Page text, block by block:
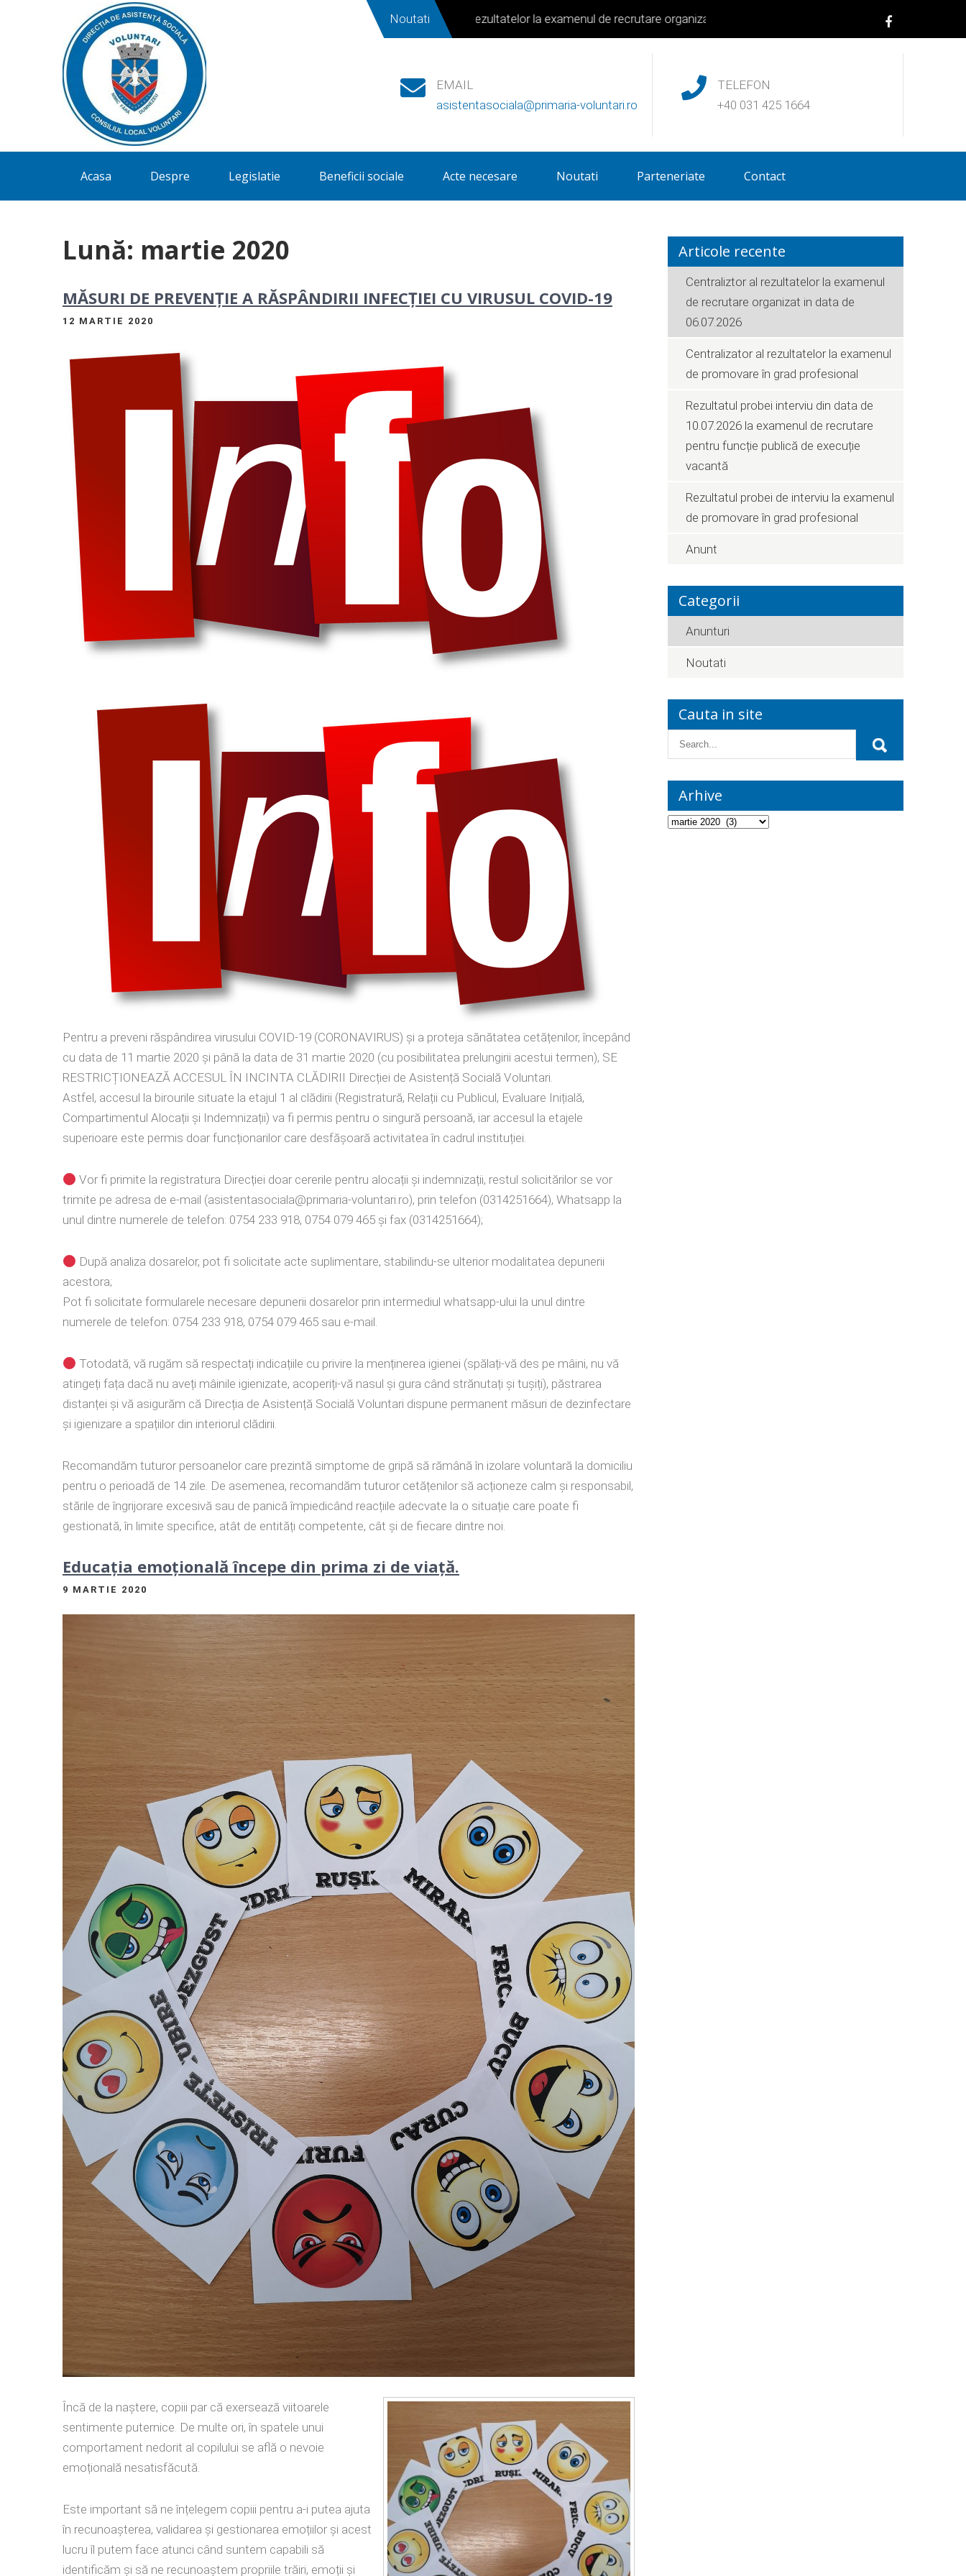
Noutati
Centraliztor al rezultatelor la examenul de recrutare organizat in data de 06.07.2026 Centralizator al rezultatelor la
Directia
de
Sociala
EMAIL
asistentasociala@primaria-voluntari.ro
TELEFON
+40 031 425 1664
Acasa Despre Legislatie Beneficii sociale Acte necesare Noutati Parteneriate Contact
Lună: martie 2020
MĂSURI DE PREVENȚIE A RĂSPÂNDIRII INFECȚIEI CU VIRUSUL COVID-19
12 MARTIE 2020
Pentru a preveni răspândirea virusului COVID-19 (CORONAVIRUS) și a proteja sănătatea cetățenilor, începând
cu data de 11 martie 2020 și până la data de 31 martie 2020 (cu posibilitatea prelungirii acestui termen), SE
RESTRICȚIONEAZĂ ACCESUL ÎN INCINTA CLĂDIRII Direcției de Asistență Socială Voluntari.
Astfel, accesul la birourile situate la etajul 1 al clădirii (Registratură, Relații cu Publicul, Evaluare Inițială,
Compartimentul Alocații și Indemnizații) va fi permis pentru o singură persoană, iar accesul la etajele
superioare este permis doar funcționarilor care desfășoară activitatea în cadrul instituției.
Vor fi primite la registratura Direcției doar cererile pentru alocații și indemnizații, restul solicitărilor se vor
trimite pe adresa de e-mail (asistentasociala@primaria-voluntari.ro), prin telefon (0314251664), Whatsapp la
unul dintre numerele de telefon: 0754 233 918, 0754 079 465 și fax (0314251664);
După analiza dosarelor, pot fi solicitate acte suplimentare, stabilindu-se ulterior modalitatea depunerii
acestora;
Pot fi solicitate formularele necesare depunerii dosarelor prin intermediul whatsapp-ului la unul dintre
numerele de telefon: 0754 233 918, 0754 079 465 sau e-mail.
Totodată, vă rugăm să respectați indicațiile cu privire la menținerea igienei (spălați-vă des pe mâini, nu vă
atingeți fața dacă nu aveți mâinile igienizate, acoperiți-vă nasul și gura când strănutați și tușiți), păstrarea
distanței și vă asigurăm că Direcția de Asistență Socială Voluntari dispune permanent măsuri de dezinfectare
și igienizare a spațiilor din interiorul clădirii.
Recomandăm tuturor persoanelor care prezintă simptome de gripă să rămână în izolare voluntară la domiciliu
pentru o perioadă de 14 zile. De asemenea, recomandăm tuturor cetățenilor să acționeze calm și responsabil,
stările de îngrijorare excesivă sau de panică împiedicând reacțiile adecvate la o situație care poate fi
gestionată, în limite specifice, atât de entități competente, cât și de fiecare dintre noi.
Educația emoțională începe din prima zi de viaţă.
9 MARTIE 2020
Încă de la naștere, copiii par că exersează viitoarele
sentimente puternice. De multe ori, în spatele unui
comportament nedorit al copilului se află o nevoie
emoțională nesatisfăcută.
Este important să ne înțelegem copiii pentru a-i putea ajuta
în recunoașterea, validarea și gestionarea emoțiilor și acest
lucru îl putem face atunci când suntem capabili să
identificăm și să ne recunoaștem propriile trăiri, emoții și
Articole recente
Centraliztor al rezultatelor la examenul
de recrutare organizat in data de
06.07.2026
Centralizator al rezultatelor la examenul
de promovare în grad profesional
Rezultatul probei interviu din data de
10.07.2026 la examenul de recrutare
pentru funcție publică de execuție
vacantă
Rezultatul probei de interviu la examenul
de promovare în grad profesional
Anunt
Categorii
Anunturi
Noutati
Cauta in site
Arhive